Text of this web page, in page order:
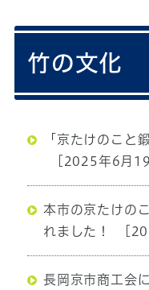
竹の文化
「京たけのこと
[2025年6月
本市の京たけの
れました！
長岡京市商工会